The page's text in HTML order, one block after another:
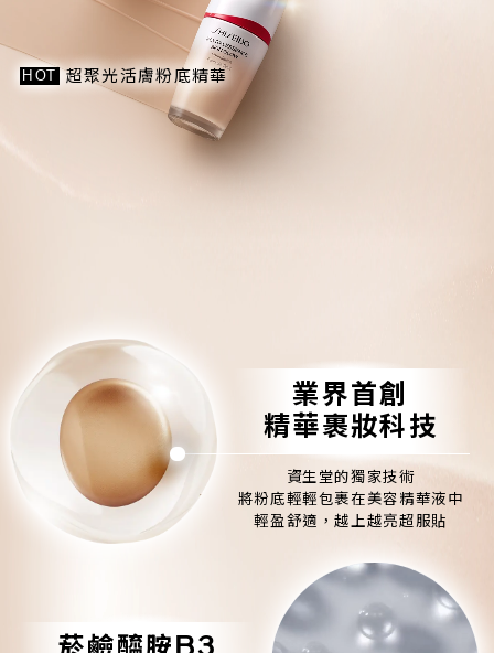
HOT 超聚光活膚粉底精華
業界首創
精華裹妝科技
資生堂的獨家技術
將粉底輕輕包裹在美容精華液中
輕盈舒適，越上越亮超服貼